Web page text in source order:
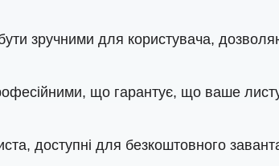
зручними для користувача,
що гарантує, що ваше
доступні для безкоштовного